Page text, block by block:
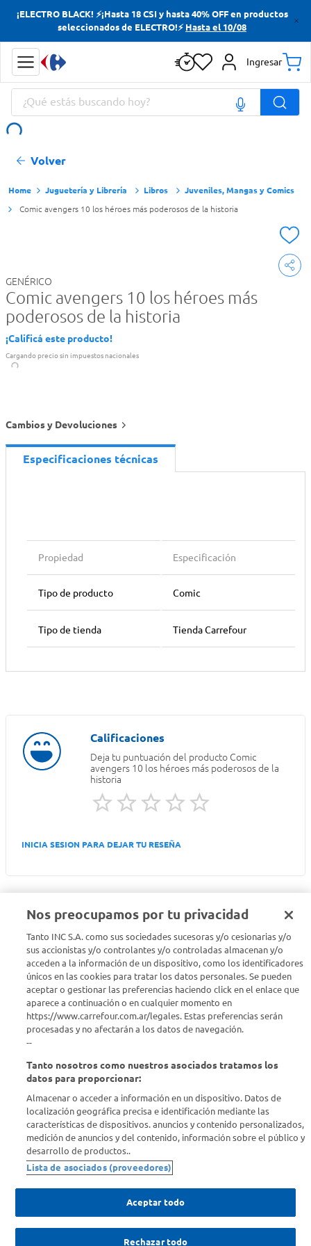
¡ELECTRO BLACK! ⚡¡Hasta 18 CSI y hasta 40% OFF en productos
seleccionados de ELECTRO!⚡ Hasta el 10/08
Ingresar
¿Qué estás buscando hoy?
Volver
Juguetería y Librería Libros Juveniles, Mangas y Comics
Comic avengers 10 los héroes más poderosos de la historia
GENÉRICO
Comic avengers 10 los héroes más
poderosos de la historia
¡Calificá este producto!
Cargando precio sin impuestos nacionales
Cambios y Devoluciones
Especificaciones técnicas
Propiedad Especificación
Tipo de producto Comic
Tipo de tienda Tienda Carrefour
Deja tu puntuación del producto Comic
avengers 10 los héroes más poderosos de la
historia
INICIA SESION PARA DEJAR TU RESEÑA
Seguinos en :
Estamos para ayudarte
¿Tenés una consulta? Comunicate con nosotrosacá
Descubrí Carrefour
Conocenos
Info útil
Comprá Online
Enterate de nuestras ofertas
Dejanos tu mail para recibir todas las ofertas y promociones antes
que nadie.
Términos más buscados
Yerba
Cerveza
Doves
Términos más buscados
Yerba
Cerveza
Doves
Jabon Tocador
Nos preocupamos por tu privacidad
Tanto INC S.A. como sus sociedades sucesoras y/o cesionarias y/o
sus accionistas y/o controlantes y/o controladas almacenan y/o
acceden a la información de un dispositivo, como los identificadores
únicos en las cookies para tratar los datos personales. Se pueden
aceptar o gestionar las preferencias haciendo click en el enlace que
aparece a continuación o en cualquier momento en
https://www.carrefour.com.ar/legales. Estas preferencias serán
procesadas y no afectarán a los datos de navegación.
--
Tanto nosotros como nuestros asociados tratamos los
datos para proporcionar:
Almacenar o acceder a información en un dispositivo. Datos de
localización geográfica precisa e identificación mediante las
características de dispositivos. anuncios y contenido personalizados,
medición de anuncios y del contenido, información sobre el público y
desarrollo de productos..
Lista de asociados (proveedores)
Aceptar todo
Rechazar todo